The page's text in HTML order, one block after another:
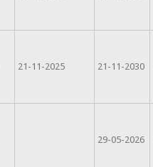
21-11-2025 21-11-2030
29-05-2026